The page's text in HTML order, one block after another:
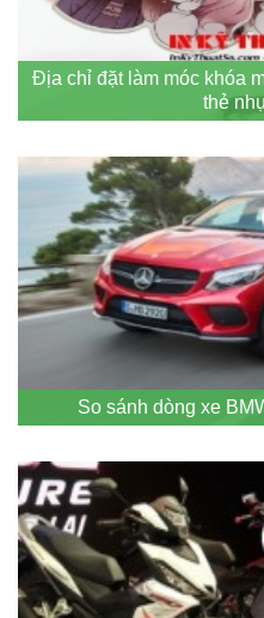
Địa chỉ đặt làm móc khóa
thẻ
So sánh dòng xe